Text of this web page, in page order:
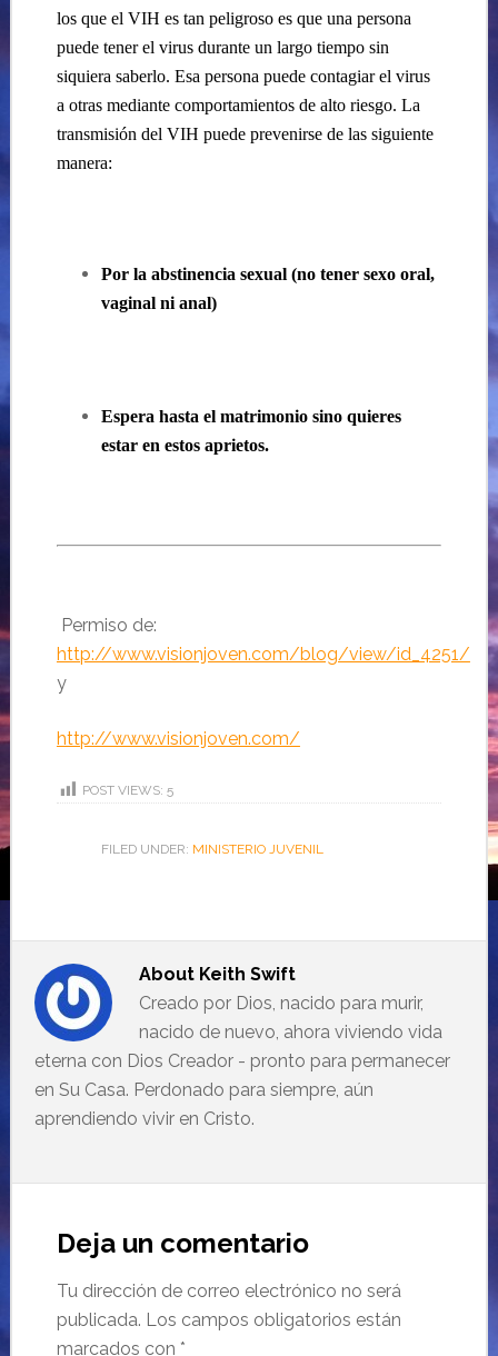
los que el VIH es tan peligroso es que una persona
puede tener el virus durante un largo tiempo sin
siquiera saberlo. Esa persona puede contagiar el virus
a otras mediante comportamientos de alto riesgo. La
transmisión del VIH puede prevenirse de las siguiente
manera:
Por la abstinencia sexual (no tener sexo oral,
vaginal ni anal)
Espera hasta el matrimonio sino quieres
estar en estos aprietos.
Permiso de:
http://www.visionjoven.com/blog/view/id_4251/
y
http://www.visionjoven.com/
POST VIEWS: 5
FILED UNDER: MINISTERIO JUVENIL
About Keith Swift
Creado por Dios, nacido para murir,
nacido de nuevo, ahora viviendo vida
eterna con Dios Creador - pronto para permanecer
en Su Casa. Perdonado para siempre, aún
aprendiendo vivir en Cristo.
Deja un comentario
Tu dirección de correo electrónico no será
publicada. Los campos obligatorios están
marcados con *